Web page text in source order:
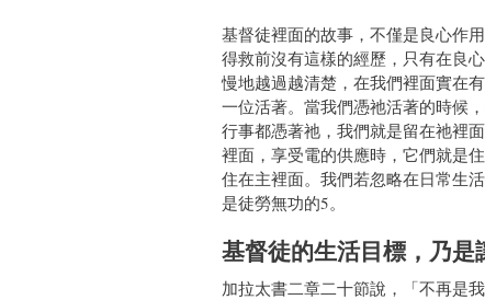
基督徒裡面的故事，不僅是良心作
得救前沒有這樣的經歷，只有在良
慢地越過越清楚，在我們裡面實在
一位活著。當我們憑祂活著的時候
行事都憑著祂，我們就是留在祂裡
裡面，享受電的供應時，它們就是
住在主裡面。我們若忽略在日常生
是徒勞無功的5。
基督徒的生活目標，乃
加拉太書二章二十節說，「不再是